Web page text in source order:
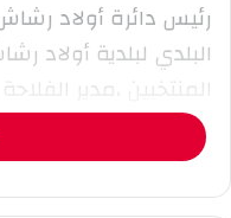
رئيس دائرة أولاد
البلدي لبلدية أولاد
المنتخبين ،مدير
الطاقة ،مدير مؤسسة
الثورية ، الأسرة
بعد إجراء مراسيم